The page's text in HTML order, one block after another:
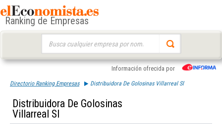
Ranking de Empresas
Información ofrecida por
Directorio Ranking Empresas Distribuidora De Golosinas Villarreal Sl
Distribuidora De Golosinas
Villarreal Sl